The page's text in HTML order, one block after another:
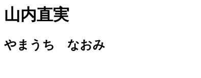
山内直実
やまうち なおみ